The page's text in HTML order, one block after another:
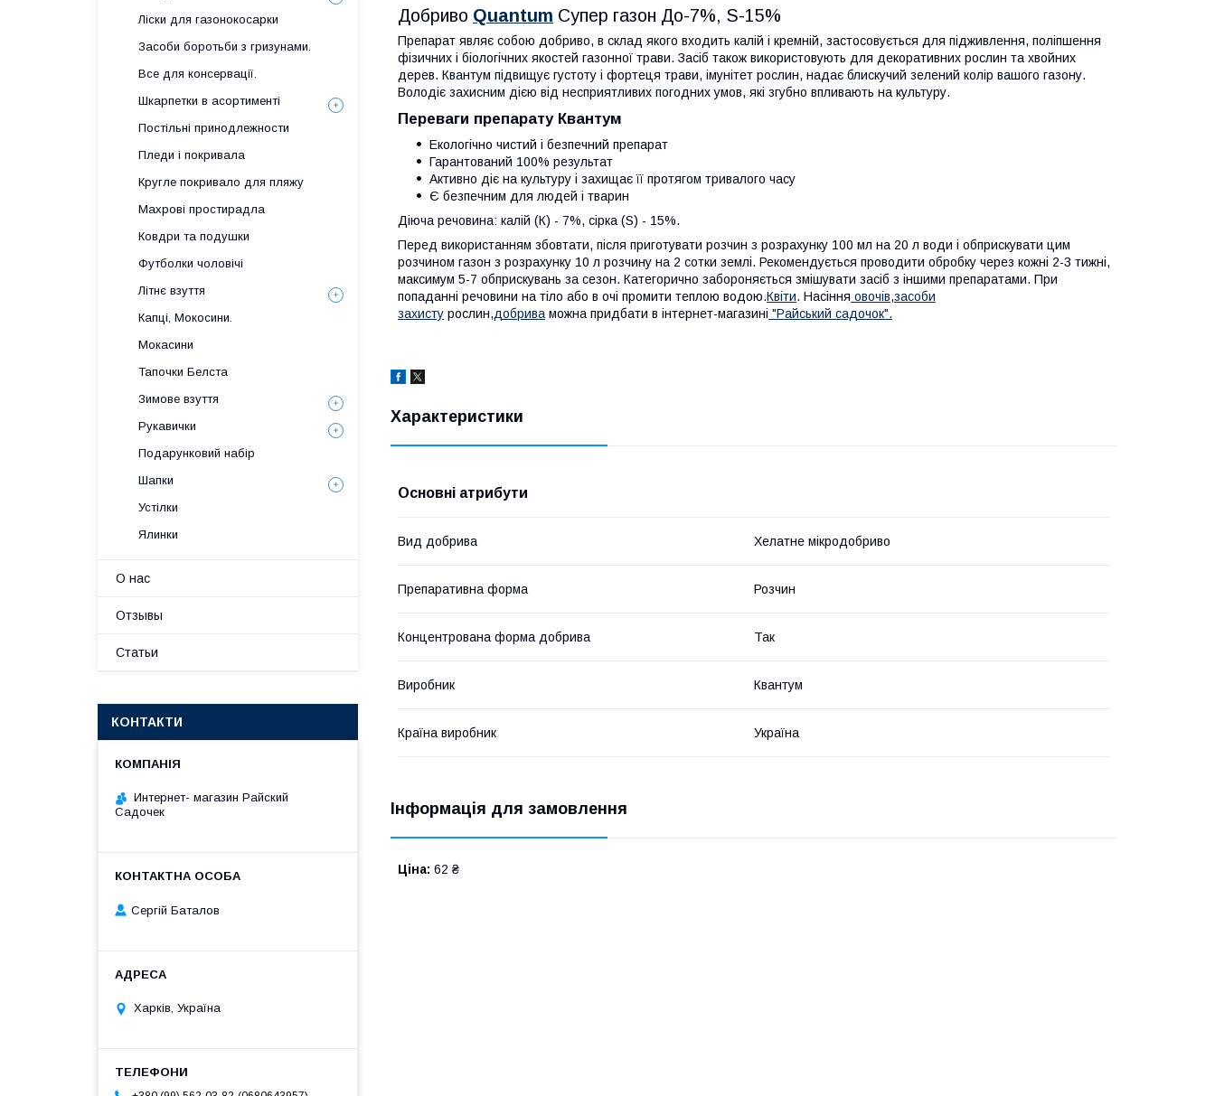
Добриво Quantum Супер газон До-7%, S-15%
Препарат являє собою добриво, в склад якого входить калій і кремній, застосовується для підживлення, поліпшення
фізичних і біологічних якостей газонної трави. Засіб також використовують для декоративних рослин та хвойних
дерев. Квантум підвищує густоту і фортеця трави, імунітет рослин, надає блискучий зелений колір вашого газону.
Володіє захисним дією від несприятливих погодних умов, які згубно впливають на культуру.
Переваги препарату Квантум
Екологічно чистий і безпечний препарат
Гарантований 100% результат
Активно діє на культуру і захищає її протягом тривалого часу
Є безпечним для людей і тварин
Діюча речовина: калій (К) - 7%, сірка (S) - 15%.
Перед використанням збовтати, після приготувати розчин з розрахунку 100 мл на 20 л води і обприскувати цим
розчином газон з розрахунку 10 л розчину на 2 сотки землі. Рекомендується проводити обробку через кожні 2-3 тижні,
максимум 5-7 обприскувань за сезон. Категорично забороняється змішувати засіб з іншими препаратами. При
попаданні речовини на тіло або в очі промити теплою водою.Квіти. Насіння овочів,засоби
захисту рослин,добрива можна придбати в інтернет-магазині "Райський садочок".
Характеристики
Основні атрибути
Вид добрива Хелатне мікродобриво
Препаративна форма Розчин
Концентрована форма добрива Так
Виробник Квантум
Країна виробник Україна
Інформація для замовлення
Ціна: 62 ₴
Ліски для газонокосарки
Засоби боротьби з гризунами.
Все для консервації.
Шкарпетки в асортименті
Постільні принодлежности
Пледи і покривала
Кругле покривало для пляжу
Махрові простирадла
Ковдри та подушки
Футболки чоловічі
Літнє взуття
Капці, Мокосини.
Мокасини
Тапочки Белста
Зимове взуття
Рукавички
Подарунковий набір
Шапки
Устілки
Ялинки
О нас
Отзывы
Статьи
КОНТАКТИ
Интернет- магазин Райский
Садочек
Сергій Баталов
Харків, Україна